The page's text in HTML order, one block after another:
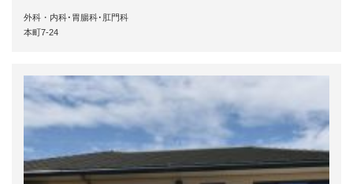
外科・内科･胃腸科･肛門科
本町7-24